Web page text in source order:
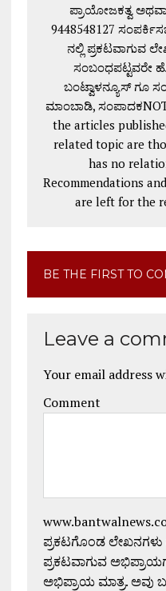
ಪ್ರಾಯೋಜಕತ್ವ ಅಥವಾ
9448548127
ನಲ್ಲಿ ಪ್ರಕಟವಾಗುವ
ಸಂಬಂಧಪಟ್ಟವರೇ
ಬಂಟ್ವಾಳನ್ಯೂಸ್ ಗೂ
ಮಾಂಬಾಡಿ,
the articles
related topic are
has no
Recommendations
are left for the
BE THE FIRST TO
Leave a
Your email address
Comment
ಪ್ರಕಟಗೊಂಡ
ಪ್ರಕಟವಾಗುವ
ಅಭಿಪ್ರಾಯ ಮಾತ್ರ. ಅವು